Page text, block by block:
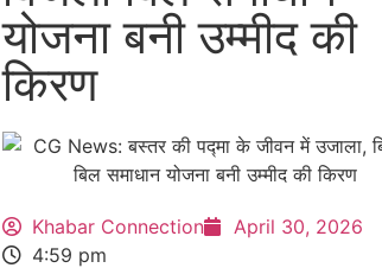
योजना बनी उम्मीद की
किरण
Khabar Connection
April 30, 2026
4:59 pm